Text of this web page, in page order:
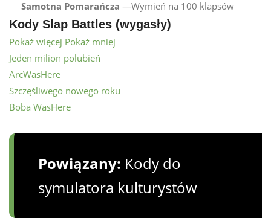
Samotna Pomarańcza —Wymień na 100 klapsów
Kody Slap Battles (wygasły)
Pokaż więcej Pokaż mniej
Jeden milion polubień
ArcWasHere
Szczęśliwego nowego roku
Boba WasHere
Powiązany: Kody do
symulatora kulturystów